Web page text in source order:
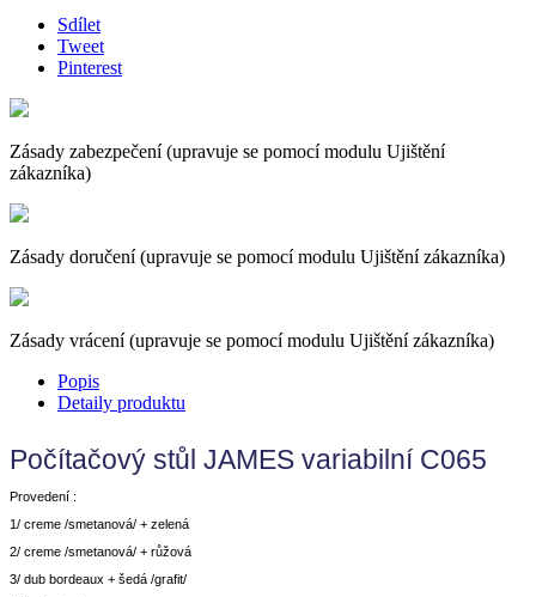
Sdílet
Tweet
Pinterest
Zásady zabezpečení (upravuje se pomocí modulu Ujištění
zákazníka)
Zásady doručení (upravuje se pomocí modulu Ujištění zákazníka)
Zásady vrácení (upravuje se pomocí modulu Ujištění zákazníka)
Popis
Detaily produktu
Počítačový stůl JAMES variabilní C065
Provedení :
1/ creme /smetanová/ + zelená
2/ creme /smetanová/ + růžová
3/ dub bordeaux + šedá /grafit/